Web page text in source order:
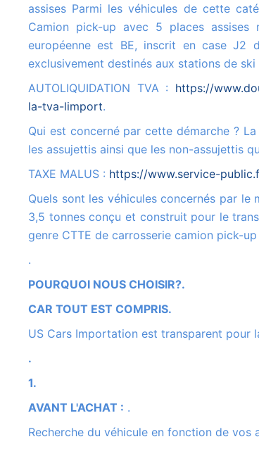
assises Parmi les véhicules de cette
Camion pick-up avec 5 places
européenne est BE, inscrit en case J2
exclusivement destinés aux stations de
AUTOLIQUIDATION TVA : https://
la-tva-limport.
Qui est concerné par cette démarche ? La collecte de la TVA à l'importation sur la déclaration de TVA concerne tous
les assujettis ainsi que les non-assujettis
TAXE MALUS : https://www.service-
Quels sont les véhicules concernés par le malus CO2 ? Véhicule de catégorie N1 : Véhicule utilitaire léger de moins de
3,5 tonnes conçu et construit pour le
genre CTTE de carrosserie camion pick-
.
POURQUOI NOUS CHOISIR?.
CAR TOUT EST COMPRIS.
US Cars Importation est transparent
.
1.
AVANT L'ACHAT : .
Recherche du véhicule en fonction de vos